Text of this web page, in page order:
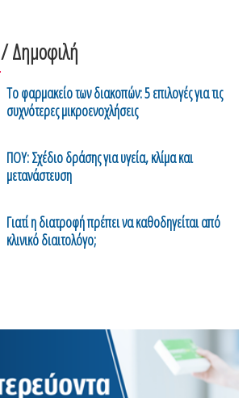
/ Δημοφιλή
Το φαρμακείο των διακοπών: 5 επιλογές για τις
συχνότερες μικροενοχλήσεις
ΠΟΥ: Σχέδιο δράσης για υγεία, κλίμα και
μετανάστευση
Γιατί η διατροφή πρέπει να καθοδηγείται από
κλινικό διαιτολόγο;